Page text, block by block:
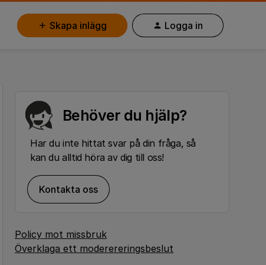
Skapa inlägg Logga in
Behöver du hjälp?
Har du inte hittat svar på din fråga, så
kan du alltid höra av dig till oss!
Kontakta oss
Policy mot missbruk
Överklaga ett moderereringsbeslut